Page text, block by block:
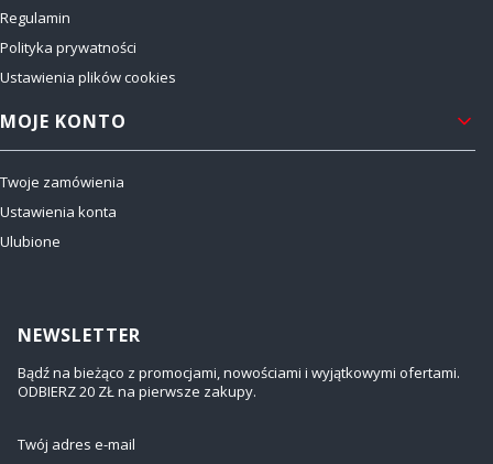
Regulamin
Polityka prywatności
Ustawienia plików cookies
MOJE KONTO
Twoje zamówienia
Ustawienia konta
Ulubione
NEWSLETTER
Bądź na bieżąco z promocjami, nowościami i wyjątkowymi ofertami.
ODBIERZ 20 ZŁ na pierwsze zakupy.
Twój adres e-mail